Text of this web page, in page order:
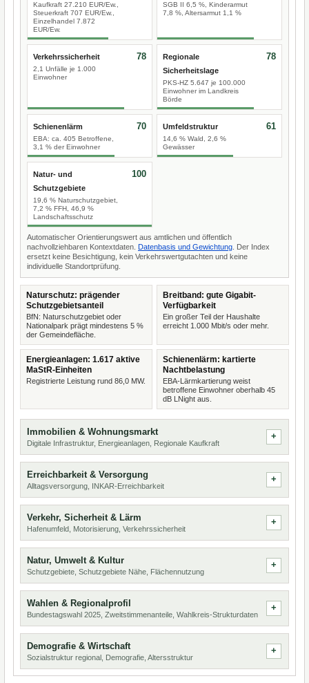
Kaufkraft 27.210 EUR/Ew.,
Steuerkraft 707 EUR/Ew.,
Einzelhandel 7.872
EUR/Ew.
SGB II 6,5 %, Kinderarmut
7,8 %, Altersarmut 1,1 %
Verkehrssicherheit
2,1 Unfälle je 1.000
Einwohner
78
Regionale
Sicherheitslage
PKS-HZ 5.647 je 100.000
Einwohner im Landkreis
Börde
78
Schienenlärm
EBA: ca. 405 Betroffene,
3,1 % der Einwohner
70 Umfeldstruktur
14,6 % Wald, 2,6 %
Gewässer
61
Natur- und
Schutzgebiete
19,6 % Naturschutzgebiet,
7,2 % FFH, 46,9 %
Landschaftsschutz
100
Automatischer Orientierungswert aus amtlichen und öffentlich
nachvollziehbaren Kontextdaten. Datenbasis und Gewichtung . Der Index
ersetzt keine Besichtigung, kein Verkehrswertgutachten und keine
individuelle Standortprüfung.
Naturschutz: prägender
Schutzgebietsanteil
BfN: Naturschutzgebiet oder
Nationalpark prägt mindestens 5 %
der Gemeindefläche.
Breitband: gute Gigabit-
Verfügbarkeit
Ein großer Teil der Haushalte
erreicht 1.000 Mbit/s oder mehr.
Energieanlagen: 1.617 aktive
MaStR-Einheiten
Registrierte Leistung rund 86,0 MW.
Schienenlärm: kartierte
Nachtbelastung
EBA-Lärmkartierung weist
betroffene Einwohner oberhalb 45
dB LNight aus.
Immobilien & Wohnungsmarkt
Digitale Infrastruktur, Energieanlagen, Regionale Kaufkraft
Erreichbarkeit & Versorgung
Alltagsversorgung, INKAR-Erreichbarkeit
Verkehr, Sicherheit & Lärm
Hafenumfeld, Motorisierung, Verkehrssicherheit
Natur, Umwelt & Kultur
Schutzgebiete, Schutzgebiete Nähe, Flächennutzung
Wahlen & Regionalprofil
Bundestagswahl 2025, Zweitstimmenanteile, Wahlkreis-Strukturdaten
Demografie & Wirtschaft
Sozialstruktur regional, Demografie, Altersstruktur